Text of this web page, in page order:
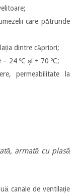
care pătrunde
dintre căpriori;
24 ºC și + 70 ºC;
permeabilitate la
armată cu plasă
canale de ventilație